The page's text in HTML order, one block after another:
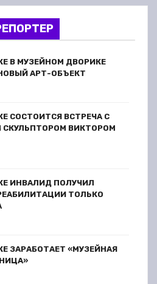
В МУЗЕЙНОМ ДВОРИКЕ
АРТ-ОБЪЕКТ
СОСТОИТСЯ ВСТРЕЧА С
СКУЛЬПТОРОМ ВИКТОРОМ
ИНВАЛИД ПОЛУЧИЛ
ТОЛЬКО
ЗАРАБОТАЕТ «МУЗЕЙНАЯ